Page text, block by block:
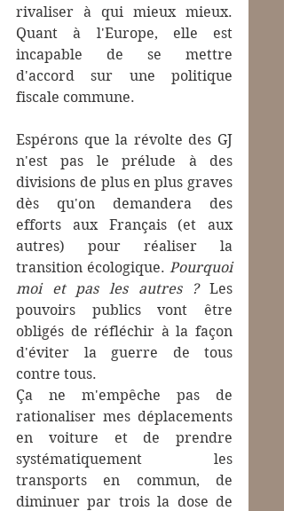
rivaliser à qui mieux mieux.
Quant à l'Europe, elle est
incapable de se mettre
d'accord sur une politique
fiscale commune.
Espérons que la révolte des GJ
n'est pas le prélude à des
divisions de plus en plus graves
dès qu'on demandera des
efforts aux Français (et aux
autres) pour réaliser la
transition écologique. Pourquoi
moi et pas les autres ? Les
pouvoirs publics vont être
obligés de réfléchir à la façon
d'éviter la guerre de tous
contre tous.
Ça ne m'empêche pas de
rationaliser mes déplacements
en voiture et de prendre
systématiquement les
transports en commun, de
diminuer par trois la dose de